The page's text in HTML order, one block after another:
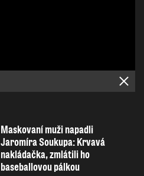
Maskovaní muži napadli
Jaromíra Soukupa: Krvavá
nakládačka, zmlátili ho
baseballovou pálkou